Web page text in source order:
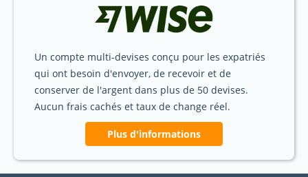
Un compte multi-devises conçu pour les expatriés
qui ont besoin d'envoyer, de recevoir et de
conserver de l'argent dans plus de 50 devises.
Aucun frais cachés et taux de change réel.
Plus d'informations